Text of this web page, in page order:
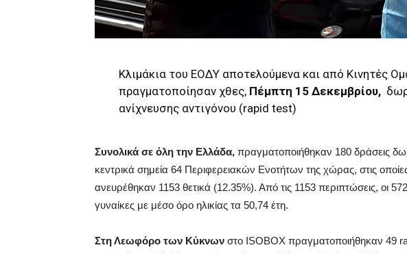
Κλιμάκια του ΕΟΔΥ αποτελούμενα και από Κινητές
πραγματοποίησαν χθες, Πέμπτη 15 Δεκεμβρίου,
ανίχνευσης αντιγόνου (rapid test)
Συνολικά σε όλη την Ελλάδα, πραγματοποιήθηκαν 180 δράσεις
κεντρικά σημεία 64 Περιφερειακών Ενοτήτων της χώρας, στις
ανευρέθηκαν 1153 θετικά (12.35%). Από τις 1153 περιπτώσεις, οι
γυναίκες με μέσο όρο ηλικίας τα 50,74 έτη.
Στη Λεωφόρο των Κύκνων στο ISOBOX πραγματοποιήθηκαν 49